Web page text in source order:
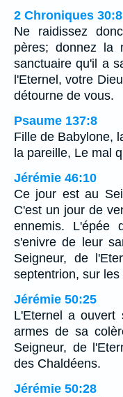
2 Chroniques 30:8
Ne raidissez
pères; donnez la
sanctuaire qu'il a
l'Eternel, votre
détourne de vous.
Psaume 137:8
Fille de Babylone,
la pareille, Le mal
Jérémie 46:10
Ce jour est au
C'est un jour de
ennemis. L'épée
s'enivre de leur
Seigneur, de
septentrion, sur
Jérémie 50:25
L'Eternel a
armes de sa
Seigneur, de
des Chaldéens.
Jérémie 50:28